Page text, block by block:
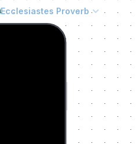
Ecclesiastes Proverb